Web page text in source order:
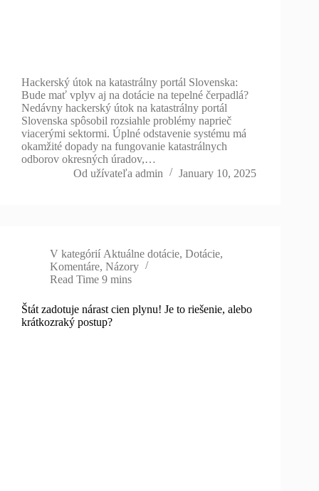
Hackerský útok na katastrálny portál Slovenska:
Bude mať vplyv aj na dotácie na tepelné čerpadlá?
Nedávny hackerský útok na katastrálny portál
Slovenska spôsobil rozsiahle problémy naprieč
viacerými sektormi. Úplné odstavenie systému má
okamžité dopady na fungovanie katastrálnych
odborov okresných úradov,…
Od užívateľa admin January 10, 2025
V kategórií Aktuálne dotácie,Dotácie,
Komentáre, Názory
Read Time 9 mins
Štát zadotuje nárast cien plynu! Je to riešenie, alebo
krátkozraký postup?